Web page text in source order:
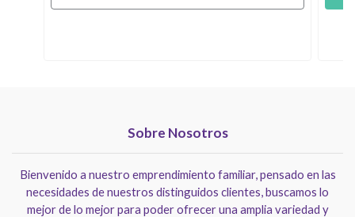
Sobre Nosotros
Bienvenido a nuestro emprendimiento familiar, pensado en las
necesidades de nuestros distinguidos clientes, buscamos lo
mejor de lo mejor para poder ofrecer una amplia variedad y